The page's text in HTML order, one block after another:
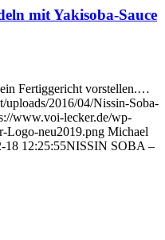
mit Yakisoba-Sauce
Fertiggericht vorstellen.…
2016/04/Nissin-Soba-
www.voi-lecker.de/wp-
Logo-neu2019.png Michael
18 12:25:55NISSIN SOBA –